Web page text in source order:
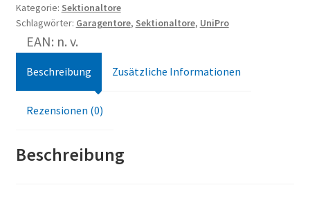
Kategorie: Sektionaltore
Schlagwörter: Garagentore, Sektionaltore, UniPro
EAN: n. v.
Beschreibung Zusätzliche Informationen
Rezensionen (0)
Beschreibung